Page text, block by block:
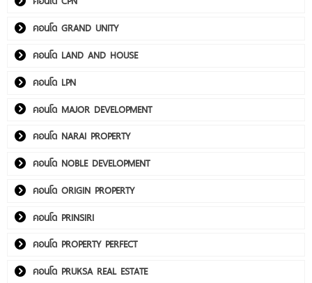
คอนโด GRAND UNITY
คอนโด LAND AND HOUSE
คอนโด LPN
คอนโด MAJOR DEVELOPMENT
คอนโด NARAI PROPERTY
คอนโด NOBLE DEVELOPMENT
คอนโด ORIGIN PROPERTY
คอนโด PRINSIRI
คอนโด PROPERTY PERFECT
คอนโด PRUKSA REAL ESTATE